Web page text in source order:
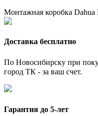
Монтажная коробка Dahua
Доставка бесплатно
По Новосибирску при
город ТК - за ваш счет.
Гарантия до 5-лет